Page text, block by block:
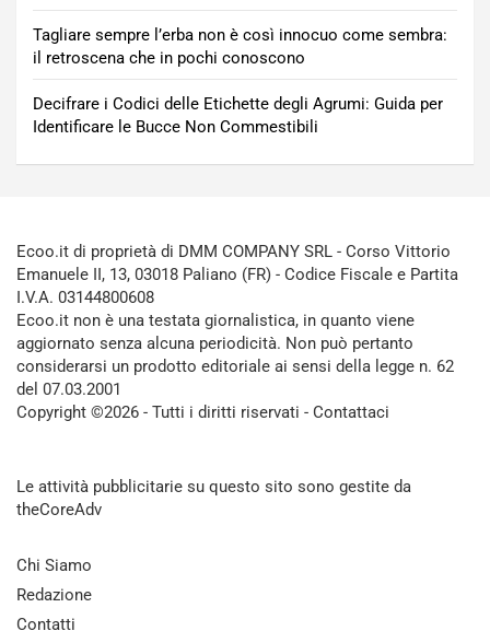
Tagliare sempre l’erba non è così innocuo come sembra:
il retroscena che in pochi conoscono
Decifrare i Codici delle Etichette degli Agrumi: Guida per
Identificare le Bucce Non Commestibili
Ecoo.it di proprietà di DMM COMPANY SRL - Corso Vittorio
Emanuele II, 13, 03018 Paliano (FR) - Codice Fiscale e Partita
I.V.A. 03144800608
Ecoo.it non è una testata giornalistica, in quanto viene
aggiornato senza alcuna periodicità. Non può pertanto
considerarsi un prodotto editoriale ai sensi della legge n. 62
del 07.03.2001
Copyright ©2026 - Tutti i diritti riservati - Contattaci
Le attività pubblicitarie su questo sito sono gestite da
theCoreAdv
Chi Siamo
Redazione
Contatti